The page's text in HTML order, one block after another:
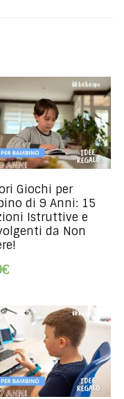
Giochi per
di 9 Anni: 15
Istruttive e
da Non